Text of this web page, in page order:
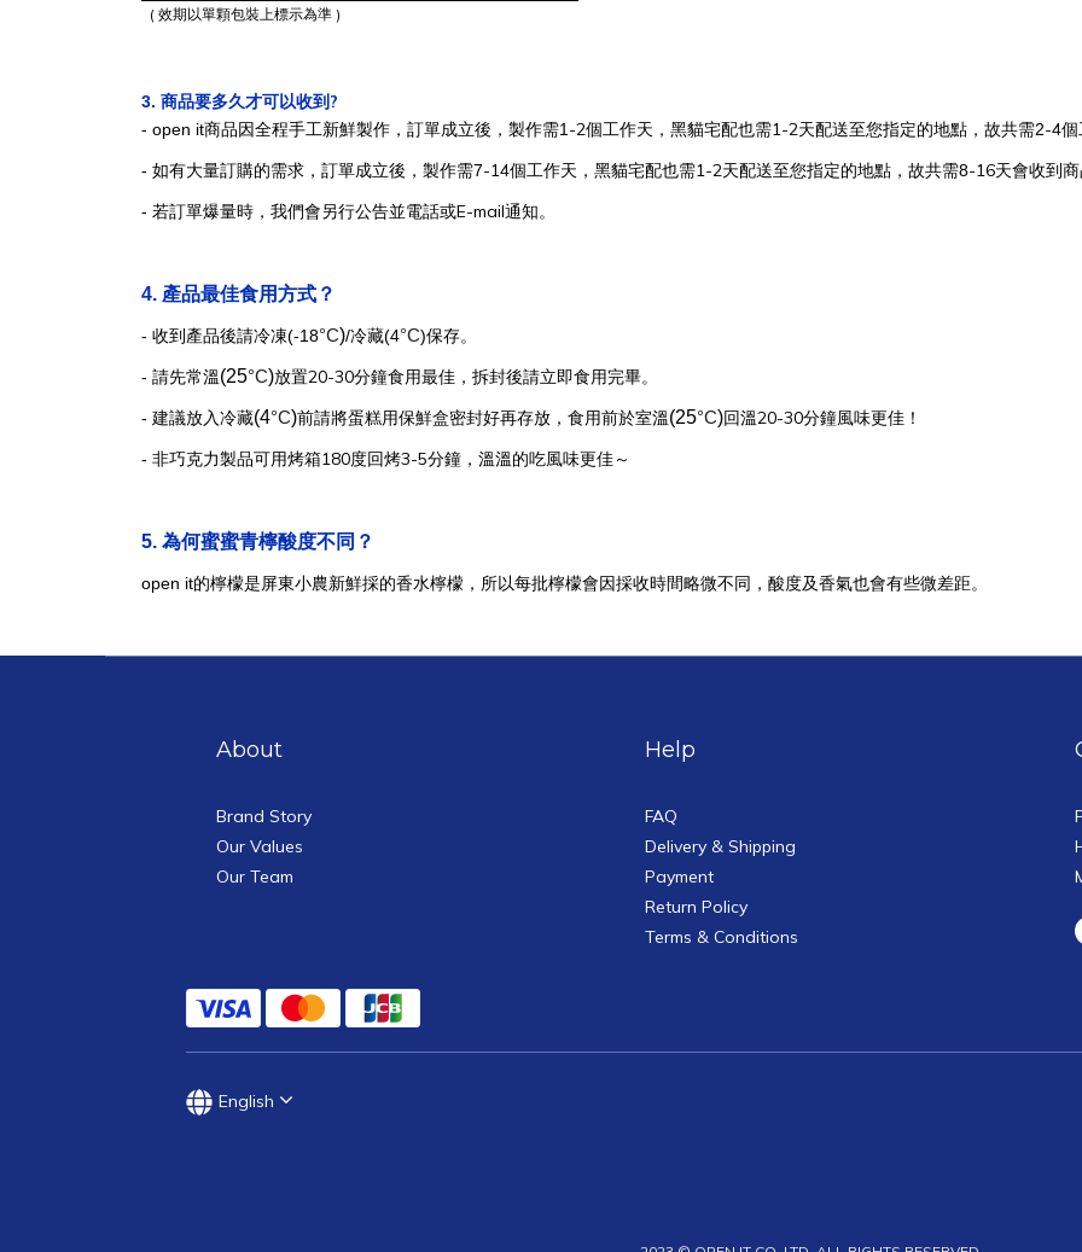
( 效期以單顆包裝上標示為準 )
3. 商品要多久才可以收到 ?
- open it商品因全程手工新鮮製作，訂單成立後，製作需1-2個工作天，黑貓宅配也需1-2天配送至您指定的地點，故共需2-4個
- 如有大量訂購的需求，訂單成立後，製作需7-14個工作天，黑貓宅配也需1-2天配送至您指定的地點，故共需8-16天會收到
- 若訂單爆量時，我們會另行公告並電話或E-mail通知。
4. 產品最佳食用方式？
- 收到產品後請冷凍(-18°C)/冷藏(4°C)保存。
- 請先常溫(25°C)放置20-30分鐘食用最佳，拆封後請立即食用完畢。
- 建議放入冷藏(4°C)前請將蛋糕用保鮮盒密封好再存放，食用前於室溫(25°C)回溫20-30分鐘風味更佳！
- 非巧克力製品可用烤箱180度回烤3-5分鐘，溫溫的吃風味更佳～
5. 為何蜜蜜青檸酸度不同？
open it的檸檬是屏東小農新鮮採的香水檸檬，所以每批檸檬會因採收時間略微不同，酸度及香氣也會有些微差距。
About
Brand Story
Our Values
Our Team
Help
FAQ
Delivery & Shipping
Payment
Return Policy
Terms & Conditions
English